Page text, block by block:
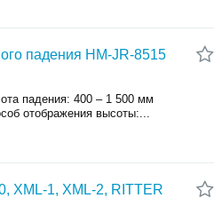
падения HM-JR-8515
падения: 400 – 1 500 мм
отображения высоты:...
XML-1, XML-2, RITTER